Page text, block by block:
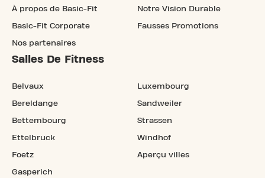
À propos de Basic-Fit
Basic-Fit Corporate
Nos partenaires
Notre Vision Durable
Fausses Promotions
Salles De Fitness
Belvaux
Bereldange
Bettembourg
Ettelbruck
Foetz
Gasperich
Luxembourg
Sandweiler
Strassen
Windhof
Aperçu villes